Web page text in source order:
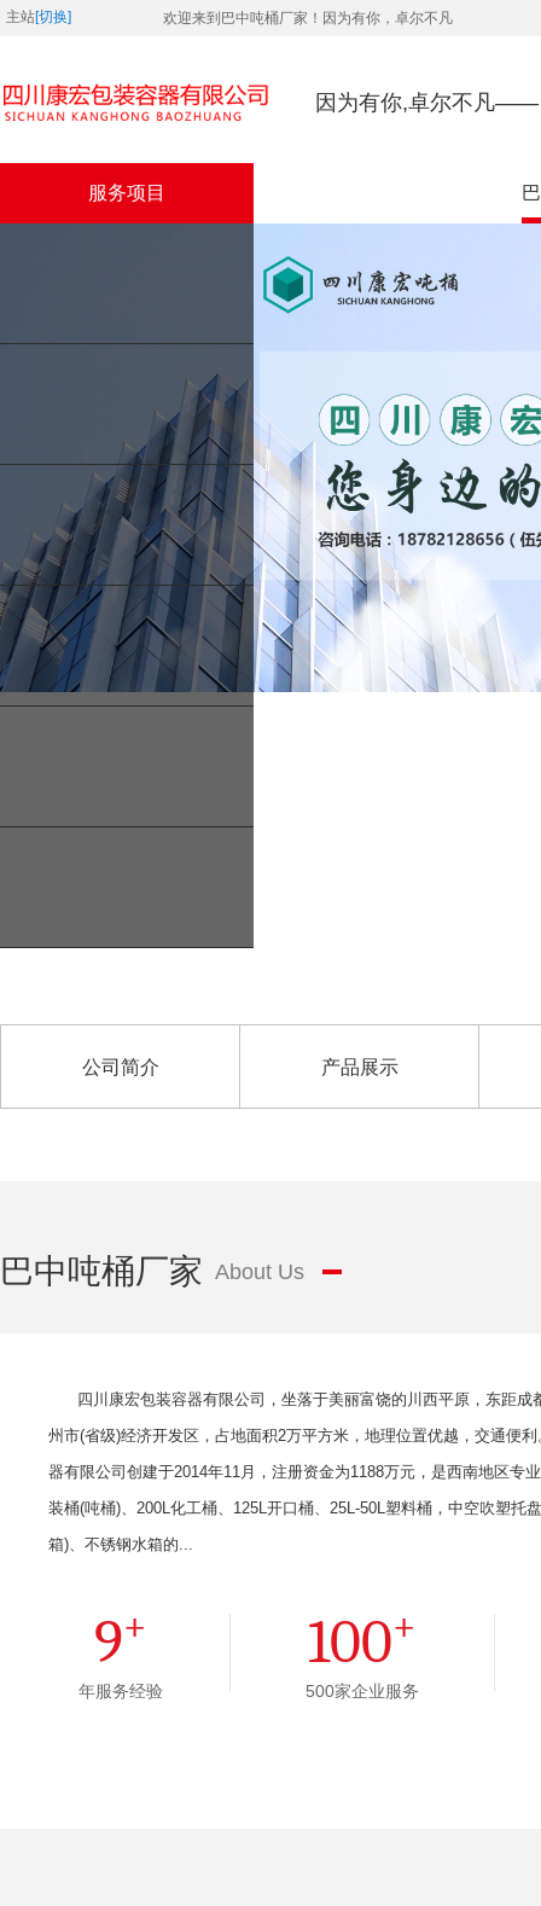
主站[切换] 欢迎来到巴中吨桶厂家！因为有你，卓尔不凡
因为有你,卓尔不凡——
服务项目
公司简介 产品展示
巴中吨桶厂家 About Us
四川康宏包装容器有限公司，坐落于美丽富饶的川西平原，东距成
州市(省级)经济开发区，占地面积2万平方米，地理位置优越，交通便
器有限公司创建于2014年11月，注册资金为1188万元，是西南地区专
装桶(吨桶)、200L化工桶、125L开口桶、25L-50L塑料桶，中空吹塑托
箱)、不锈钢水箱的...
9+
年服务经验
100+
500家企业服务